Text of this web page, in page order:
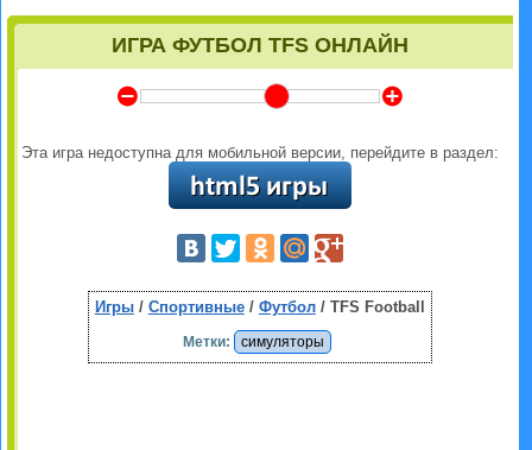
ИГРА ФУТБОЛ TFS ОНЛАЙН
Y Z
Эта игра недоступна для мобильной версии, перейдите в раздел:
Игры/ Спортивные/ Футбол/ TFS Football
Метки: симуляторы